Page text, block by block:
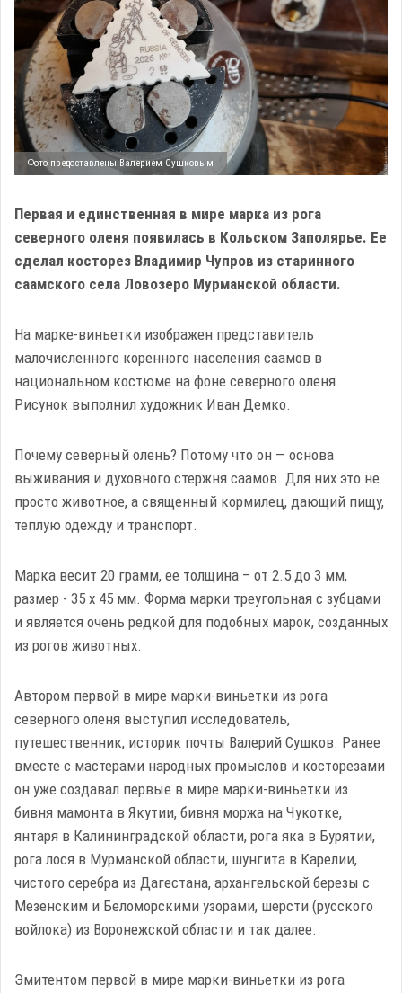
Фото предоставлены Валерием Сушковым
Первая и единственная в мире марка из рога
северного оленя появилась в Кольском Заполярье. Ее
сделал косторез Владимир Чупров из старинного
саамского села Ловозеро Мурманской области.
На марке-виньетки изображен представитель
малочисленного коренного населения саамов в
национальном костюме на фоне северного оленя.
Рисунок выполнил художник Иван Демко.
Почему северный олень? Потому что он — основа
выживания и духовного стержня саамов. Для них это не
просто животное, а священный кормилец, дающий пищу,
теплую одежду и транспорт.
Марка весит 20 грамм, ее толщина – от 2.5 до 3 мм,
размер - 35 x 45 мм. Форма марки треугольная с зубцами
и является очень редкой для подобных марок, созданных
из рогов животных.
Автором первой в мире марки-виньетки из рога
северного оленя выступил исследователь,
путешественник, историк почты Валерий Сушков. Ранее
вместе с мастерами народных промыслов и косторезами
он уже создавал первые в мире марки-виньетки из
бивня мамонта в Якутии, бивня моржа на Чукотке,
янтаря в Калининградской области, рога яка в Бурятии,
рога лося в Мурманской области, шунгита в Карелии,
чистого серебра из Дагестана, архангельской березы с
Мезенским и Беломорскими узорами, шерсти (русского
войлока) из Воронежской области и так далее.
Эмитентом первой в мире марки-виньетки из рога